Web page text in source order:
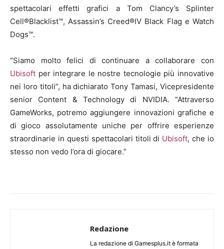
spettacolari effetti grafici a Tom Clancy’s Splinter
Cell®Blacklist™, Assassin’s Creed®IV Black Flag e Watch
Dogs™.
“Siamo molto felici di continuare a collaborare con
Ubisoft per integrare le nostre tecnologie più innovative
nei loro titoli”, ha dichiarato Tony Tamasi, Vicepresidente
senior Content & Technology di NVIDIA. “Attraverso
GameWorks, potremo aggiungere innovazioni grafiche e
di gioco assolutamente uniche per offrire esperienze
straordinarie in questi spettacolari titoli di Ubisoft, che io
stesso non vedo l’ora di giocare.”
Redazione
La redazione di Gamesplus.it è formata